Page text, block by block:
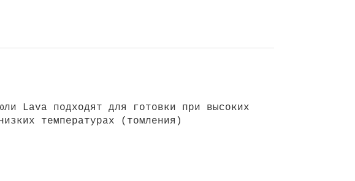
Lava подходят для готовки при высоких
температурах (томления)